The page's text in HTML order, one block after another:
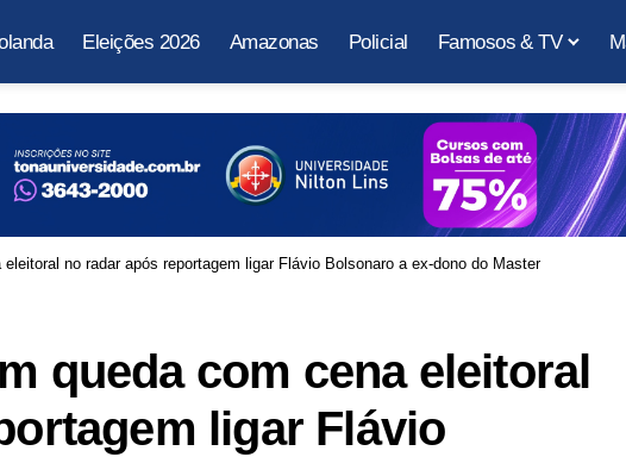
Eleições 2026 Amazonas Policial Famosos & TV
no radar após reportagem ligar Flávio Bolsonaro a ex-dono do Master
queda com cena eleitoral
ligar Flávio